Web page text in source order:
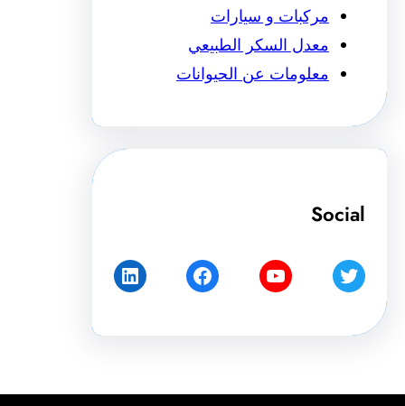
مركبات و سيارات
معدل السكر الطبيعي
معلومات عن الحيوانات
Social